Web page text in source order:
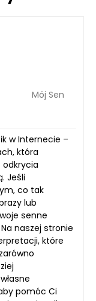
Mój Sen
w Internecie –
która
odkrycia
Jeśli
co tak
lub
senne
naszej stronie
które
pomóc Ci